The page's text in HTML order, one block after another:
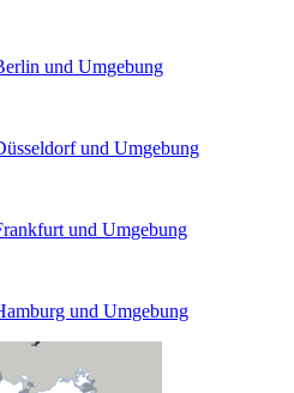
und Umgebung
und Umgebung
und Umgebung
und Umgebung